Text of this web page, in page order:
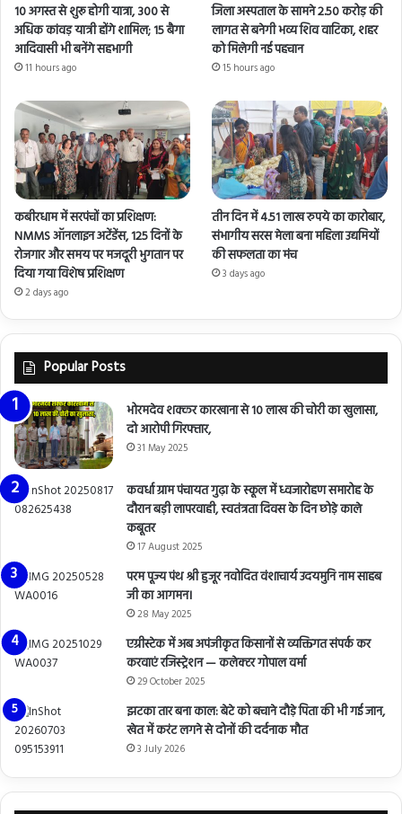
10 अगस्त से शुरू होगी यात्रा, 300 से
अधिक कांवड़ यात्री होंगे शामिल; 15 बैगा
आदिवासी भी बनेंगे सहभागी
11 hours ago
जिला अस्पताल के सामने 2.50 करोड़ की
लागत से बनेगी भव्य शिव वाटिका, शहर
को मिलेगी नई पहचान
15 hours ago
कबीरधाम में सरपंचों का प्रशिक्षण:
NMMS ऑनलाइन अटेंडेंस, 125 दिनों के
रोजगार और समय पर मजदूरी भुगतान पर
दिया गया विशेष प्रशिक्षण
2 days ago
तीन दिन में 4.51 लाख रुपये का कारोबार,
संभागीय सरस मेला बना महिला उद्यमियों
की सफलता का मंच
3 days ago
Popular Posts
भोरमदेव शक्कर कारखाना से 10 लाख की चोरी का खुलासा,
दो आरोपी गिरफ्तार,
31 May 2025
कवर्धा ग्राम पंचायत गुढ़ा के स्कूल में ध्वजारोहण समारोह के
दौरान बड़ी लापरवाही, स्वतंत्रता दिवस के दिन छोड़े काले
कबूतर
17 August 2025
परम पूज्य पंथ श्री हुजूर नवोदित वंशाचार्य उदयमुनि नाम साहब
जी का आगमन।
28 May 2025
एग्रीस्टेक में अब अपंजीकृत किसानों से व्यक्तिगत संपर्क कर
करवाएं रजिस्ट्रेशन — कलेक्टर गोपाल वर्मा
29 October 2025
झटका तार बना काल: बेटे को बचाने दौड़े पिता की भी गई जान,
खेत में करंट लगने से दोनों की दर्दनाक मौत
3 July 2026